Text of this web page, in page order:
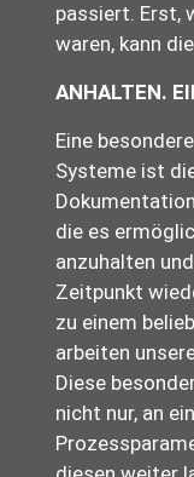
passiert. Erst,
waren, kann
ANHALTEN.
Eine
Systeme ist
die es
anzuhalten
Zeitpunkt
zu einem
arbeiten
Diese
nicht nur, an